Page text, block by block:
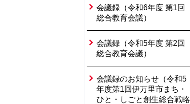
会議録（令和6年度 第1回
総合教育会議）
会議録（令和5年度 第2回
総合教育会議）
会議録のお知らせ（令和5
年度第1回伊万里市まち・
ひと・しごと創生総合戦略